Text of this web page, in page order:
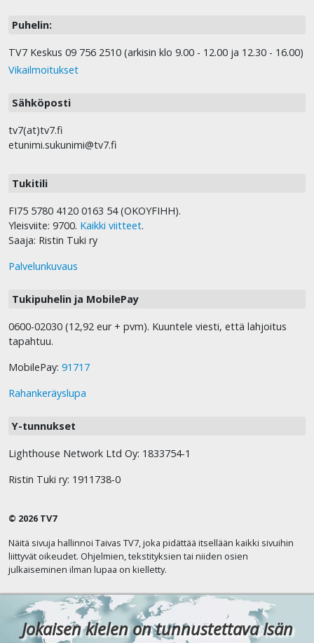
Puhelin:
TV7 Keskus 09 756 2510 (arkisin klo 9.00 - 12.00 ja 12.30 - 16.00)
Vikailmoitukset
Sähköposti
tv7(at)tv7.fi
etunimi.sukunimi@tv7.fi
Tukitili
FI75 5780 4120 0163 54 (OKOYFIHH).
Yleisviite: 9700. Kaikki viitteet.
Saaja: Ristin Tuki ry
Palvelunkuvaus
Tukipuhelin ja MobilePay
0600-02030 (12,92 eur + pvm). Kuuntele viesti, että lahjoitus
tapahtuu.
MobilePay: 91717
Rahankeräyslupa
Y-tunnukset
Lighthouse Network Ltd Oy: 1833754-1
Ristin Tuki ry: 1911738-0
© 2026 TV7
Näitä sivuja hallinnoi Taivas TV7, joka pidättää itsellään kaikki sivuihin
liittyvät oikeudet. Ohjelmien, tekstityksien tai niiden osien
julkaiseminen ilman lupaa on kielletty.
Jokaisen kielen on tunnustettava Isän